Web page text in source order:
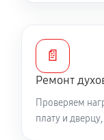
📄
Ремонт
Проверяем
плату и